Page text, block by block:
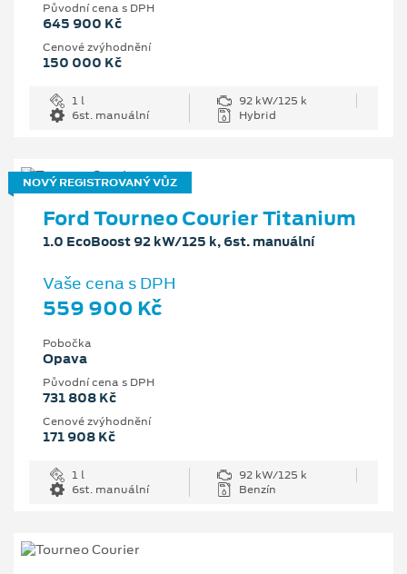
Původní cena s DPH
645 900 Kč
Cenové zvýhodnění
150 000 Kč
1 l
92 kW/125 k
6st. manuální
Hybrid
NOVÝ REGISTROVANÝ VŮZ
Ford Tourneo Courier Titanium
1.0 EcoBoost 92 kW/125 k, 6st. manuální
Vaše cena s DPH
559 900 Kč
Pobočka
Opava
Původní cena s DPH
731 808 Kč
Cenové zvýhodnění
171 908 Kč
1 l
92 kW/125 k
6st. manuální
Benzín